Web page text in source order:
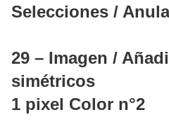
Selecciones /
29 – Imagen /
simétricos
1 pixel Color n°2